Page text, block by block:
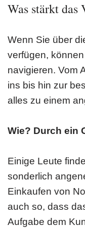
Was stärkt das
Wenn Sie über
verfügen,
navigieren. Vom
ins bis hin zur
alles zu einem
Wie? Durch ein
Einige Leute
sonderlich
Einkaufen von
auch so, dass
Aufgabe dem